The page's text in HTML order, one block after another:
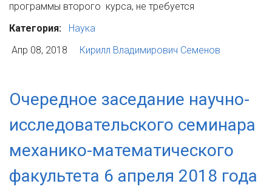
программы второго курса, не требуется
Категория:
Наука
Апр 08, 2018
Кирилл Владимирович Семенов
Очередное заседание научно-
исследовательского семинара
механико-математического
факультета 6 апреля 2018 года